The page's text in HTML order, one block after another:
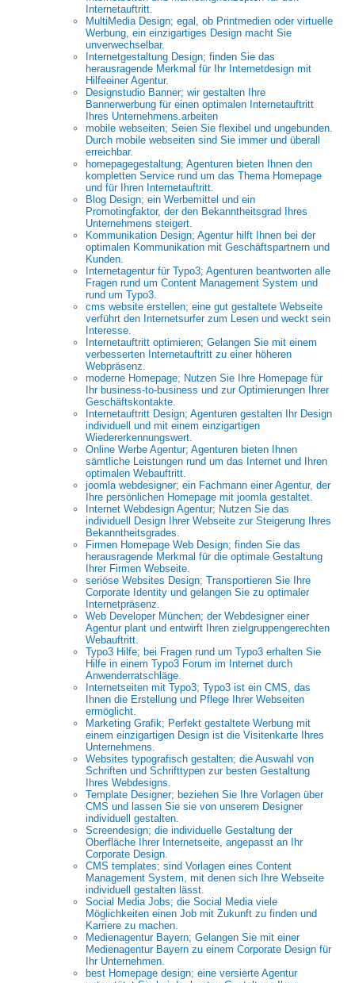
Internetauftritt.
MultiMedia Design; egal, ob Printmedien oder virtuelle
Werbung, ein einzigartiges Design macht Sie
unverwechselbar.
Internetgestaltung Design; finden Sie das
herausragende Merkmal für Ihr Internetdesign mit
Hilfeeiner Agentur.
Designstudio Banner; wir gestalten Ihre
Bannerwerbung für einen optimalen Internetauftritt
Ihres Unternehmens.arbeiten
mobile webseiten; Seien Sie flexibel und ungebunden.
Durch mobile webseiten sind Sie immer und überall
erreichbar.
homepagegestaltung; Agenturen bieten Ihnen den
kompletten Service rund um das Thema Homepage
und für Ihren Internetauftritt.
Blog Design; ein Werbemittel und ein
Promotingfaktor, der den Bekanntheitsgrad Ihres
Unternehmens steigert.
Kommunikation Design; Agentur hilft Ihnen bei der
optimalen Kommunikation mit Geschäftspartnern und
Kunden.
Internetagentur für Typo3; Agenturen beantworten alle
Fragen rund um Content Management System und
rund um Typo3.
cms website erstellen; eine gut gestaltete Webseite
verführt den Internetsurfer zum Lesen und weckt sein
Interesse.
Internetauftritt optimieren; Gelangen Sie mit einem
verbesserten Internetauftritt zu einer höheren
Webpräsenz.
moderne Homepage; Nutzen Sie Ihre Homepage für
Ihr business-to-business und zur Optimierungen Ihrer
Geschäftskontakte.
Internetauftritt Design; Agenturen gestalten Ihr Design
individuell und mit einem einzigartigen
Wiedererkennungswert.
Online Werbe Agentur; Agenturen bieten Ihnen
sämtliche Leistungen rund um das Internet und Ihren
optimalen Webauftritt.
joomla webdesigner; ein Fachmann einer Agentur, der
Ihre persönlichen Homepage mit joomla gestaltet.
Internet Webdesign Agentur; Nutzen Sie das
individuell Design Ihrer Webseite zur Steigerung Ihres
Bekanntheitsgrades.
Firmen Homepage Web Design; finden Sie das
herausragende Merkmal für die optimale Gestaltung
Ihrer Firmen Webseite.
seriöse Websites Design; Transportieren Sie Ihre
Corporate Identity und gelangen Sie zu optimaler
Internetpräsenz.
Web Developer München; der Webdesigner einer
Agentur plant und entwirft Ihren zielgruppengerechten
Webauftritt.
Typo3 Hilfe; bei Fragen rund um Typo3 erhalten Sie
Hilfe in einem Typo3 Forum im Internet durch
Anwenderratschläge.
Internetseiten mit Typo3; Typo3 ist ein CMS, das
Ihnen die Erstellung und Pflege Ihrer Webseiten
ermöglicht.
Marketing Grafik; Perfekt gestaltete Werbung mit
einem einzigartigen Design ist die Visitenkarte Ihres
Unternehmens.
Websites typografisch gestalten; die Auswahl von
Schriften und Schrifttypen zur besten Gestaltung
Ihres Webdesigns.
Template Designer; beziehen Sie Ihre Vorlagen über
CMS und lassen Sie sie von unserem Designer
individuell gestalten.
Screendesign; die individuelle Gestaltung der
Oberfläche Ihrer Internetseite, angepasst an Ihr
Corporate Design.
CMS templates; sind Vorlagen eines Content
Management System, mit denen sich Ihre Webseite
individuell gestalten lässt.
Social Media Jobs; die Social Media viele
Möglichkeiten einen Job mit Zukunft zu finden und
Karriere zu machen.
Medienagentur Bayern; Gelangen Sie mit einer
Medienagentur Bayern zu einem Corporate Design für
Ihr Unternehmen.
best Homepage design; eine versierte Agentur